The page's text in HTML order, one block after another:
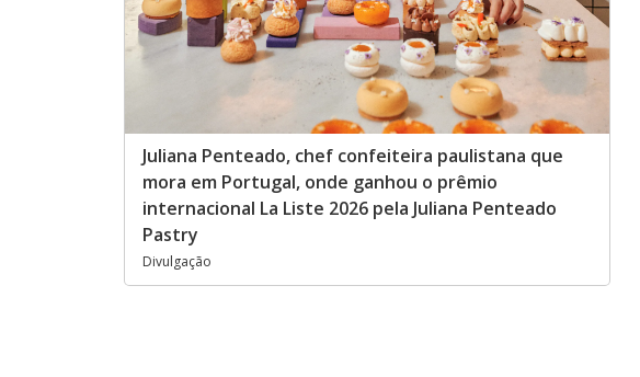
Juliana Penteado, chef confeiteira paulistana que
mora em Portugal, onde ganhou o prêmio
internacional La Liste 2026 pela Juliana Penteado
Pastry
Divulgação